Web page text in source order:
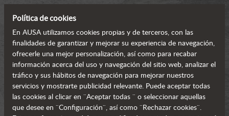
Política de cookies
En AUSA utilizamos cookies propias y de terceros, con las
finalidades de garantizar y mejorar su experiencia de navegación,
ofrecerle una mejor personalización, así como para recabar
información acerca del uso y navegación del sitio web, analizar el
tráfico y sus hábitos de navegación para mejorar nuestros
servicios y mostrarte publicidad relevante. Puede aceptar todas
las cookies al clicar en ¨Aceptar todas ¨ o seleccionar aquellas
que desee en ¨Configuración¨, así como ¨Rechazar cookies¨.